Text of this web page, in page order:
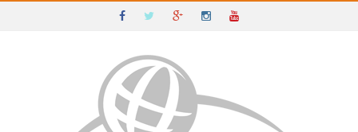
IGUAÍ E SUDOESTE DA BAHIA